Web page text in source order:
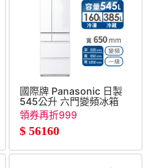
國際牌 Panasonic 日製
545公升 六門變頻冰箱
領券再折999
$ 56160